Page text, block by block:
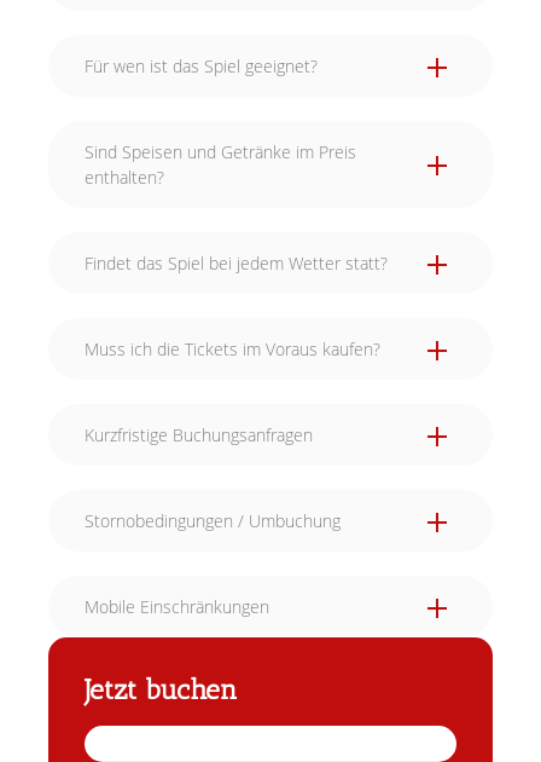
Für wen ist das Spiel geeignet?
Sind Speisen und Getränke im Preis
enthalten?
Findet das Spiel bei jedem Wetter statt?
Muss ich die Tickets im Voraus kaufen?
Kurzfristige Buchungsanfragen
Stornobedingungen / Umbuchung
Mobile Einschränkungen
Jetzt buchen